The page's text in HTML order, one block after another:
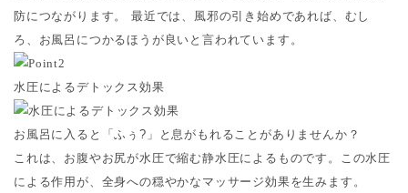
防につながります。 最近では、風邪の引き始めであれば、むし
ろ、お風呂につかるほうが良いと言われています。
水圧によるデトックス効果
お風呂に入ると「ふぅ?」と息がもれることがありませんか？
これは、お腹やお尻が水圧で縮む静水圧によるものです。この水圧
による作用が、全身への穏やかなマッサージ効果を生みます。